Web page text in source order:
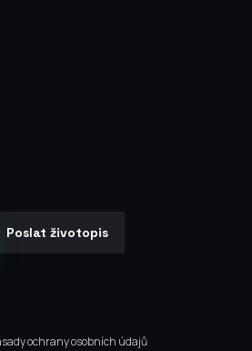
Poslat životopis
ochrany osobních údajů